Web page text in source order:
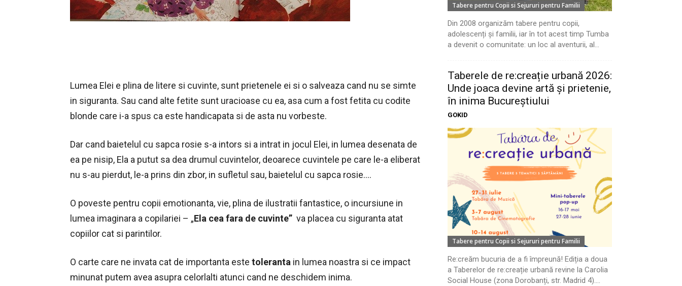
Lumea Elei e plina de litere si cuvinte, sunt prietenele ei si o salveaza cand nu se simte
in siguranta. Sau cand alte fetite sunt uracioase cu ea, asa cum a fost fetita cu codite
blonde care i-a spus ca este handicapata si de asta nu vorbeste.
Dar cand baietelul cu sapca rosie s-a intors si a intrat in jocul Elei, in lumea desenata de
ea pe nisip, Ela a putut sa dea drumul cuvintelor, deoarece cuvintele pe care le-a eliberat
nu s-au pierdut, le-a prins din zbor, in sufletul sau, baietelul cu sapca rosie….
O poveste pentru copii emotionanta, vie, plina de ilustratii fantastice, o incursiune in
lumea imaginara a copilariei – „Ela cea fara de cuvinte” va placea cu siguranta atat
copiilor cat si parintilor.
O carte care ne invata cat de importanta este toleranta in lumea noastra si ce impact
minunat putem avea asupra celorlalti atunci cand ne deschidem inima.
Tabere pentru Copii si Sejururi pentru Familii
Din 2008 organizăm tabere pentru copii,
adolescenți și familii, iar în tot acest timp Tumba
a devenit o comunitate: un loc al aventurii, al...
Taberele de re:creație urbană 2026:
Unde joaca devine artă și prietenie,
în inima Bucureștiului
GOKID
Tabere pentru Copii si Sejururi pentru Familii
Re:creăm bucuria de a fi împreună! Ediția a doua
a Taberelor de re:creație urbană revine la Carolia
Social House (zona Dorobanți, str. Madrid 4)....